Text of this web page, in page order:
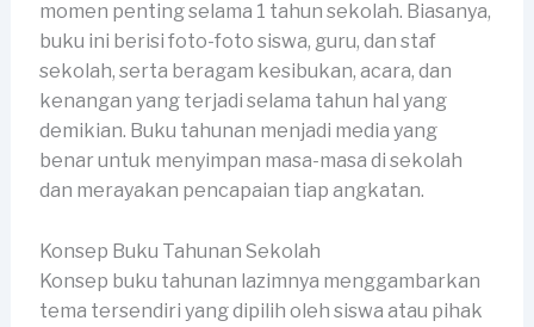
momen penting selama 1 tahun sekolah. Biasanya,
buku ini berisi foto-foto siswa, guru, dan staf
sekolah, serta beragam kesibukan, acara, dan
kenangan yang terjadi selama tahun hal yang
demikian. Buku tahunan menjadi media yang
benar untuk menyimpan masa-masa di sekolah
dan merayakan pencapaian tiap angkatan.
Konsep Buku Tahunan Sekolah
Konsep buku tahunan lazimnya menggambarkan
tema tersendiri yang dipilih oleh siswa atau pihak